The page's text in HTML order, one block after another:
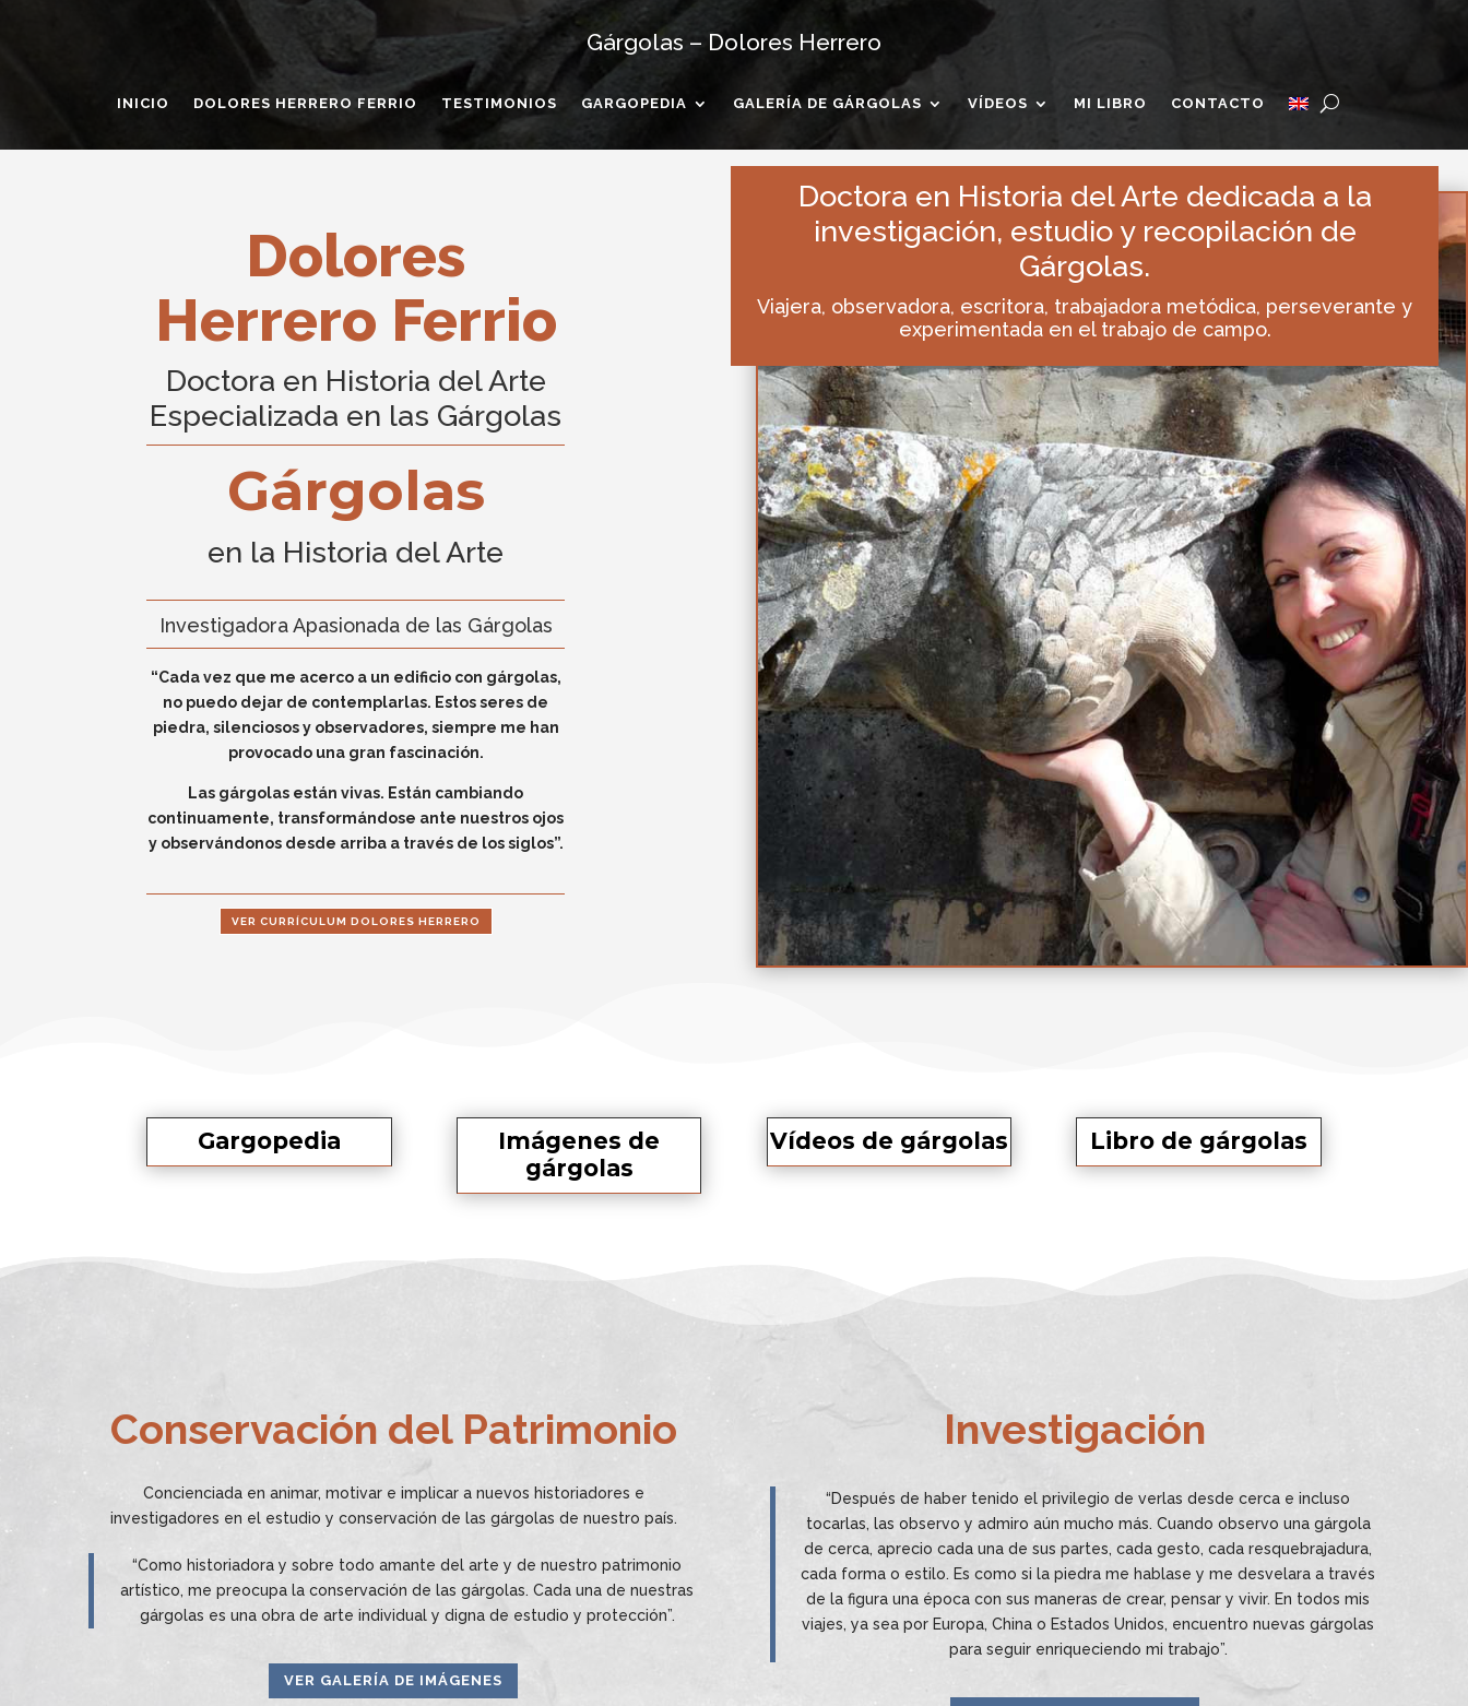
Gárgolas – Dolores Herrero
INICIO DOLORES HERRERO FERRIO TESTIMONIOS GARGOPEDIA GALERÍA DE GÁRGOLAS VÍDEOS MI LIBRO CONTACTO
Dolores
Herrero Ferrio
Doctora en Historia del Arte
Especializada en las Gárgolas
Gárgolas
en la Historia del Arte
Investigadora Apasionada de las Gárgolas
“Cada vez que me acerco a un edificio con gárgolas,
no puedo dejar de contemplarlas. Estos seres de
piedra, silenciosos y observadores, siempre me han
provocado una gran fascinación.
Las gárgolas están vivas. Están cambiando
continuamente, transformándose ante nuestros ojos
y observándonos desde arriba a través de los siglos”.
VER CURRÍCULUM DOLORES HERRERO
Doctora en Historia del Arte dedicada a la
investigación, estudio y recopilación de
Gárgolas.
Viajera, observadora, escritora, trabajadora metódica, perseverante y
experimentada en el trabajo de campo.
Gargopedia
Imágenes de
gárgolas
Vídeos de gárgolas Libro de gárgolas
Conservación del Patrimonio
Concienciada en animar, motivar e implicar a nuevos historiadores e
investigadores en el estudio y conservación de las gárgolas de nuestro país.
“Como historiadora y sobre todo amante del arte y de nuestro patrimonio
artístico, me preocupa la conservación de las gárgolas. Cada una de nuestras
gárgolas es una obra de arte individual y digna de estudio y protección”.
VER GALERÍA DE IMÁGENES
Investigación
“Después de haber tenido el privilegio de verlas desde cerca e incluso
tocarlas, las observo y admiro aún mucho más. Cuando observo una gárgola
de cerca, aprecio cada una de sus partes, cada gesto, cada resquebrajadura,
cada forma o estilo. Es como si la piedra me hablase y me desvelara a través
de la figura una época con sus maneras de crear, pensar y vivir. En todos mis
viajes, ya sea por Europa, China o Estados Unidos, encuentro nuevas gárgolas
para seguir enriqueciendo mi trabajo”.